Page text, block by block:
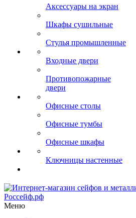
Аксессуары на экран
Шкафы сушильные
Стулья промышленные
Входные двери
Противопожарные
двери
Офисные столы
Офисные тумбы
Офисные шкафы
Ключницы настенные
Меню